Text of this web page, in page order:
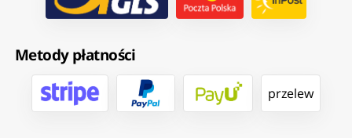
Metody płatności
przelew